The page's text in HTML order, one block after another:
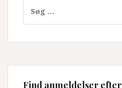
efter:
Find anmeldelser efter